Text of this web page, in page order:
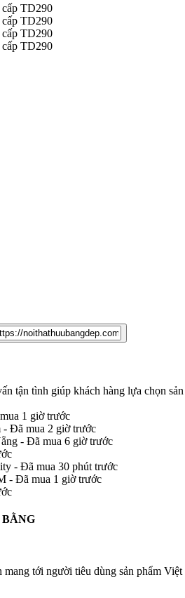
tận tình giúp khách hàng lựa chọn
1 giờ trước
Đã mua 2 giờ trước
- Đã mua 6 giờ trước
- Đã mua 30 phút trước
- Đã mua 1 giờ trước
tới người tiêu dùng sản phẩm